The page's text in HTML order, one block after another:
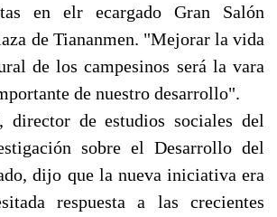
en elr ecargado Gran Salón
de Tiananmen. "Mejorar la vida
de los campesinos será la vara
de nuestro desarrollo".
director de estudios sociales del
sobre el Desarrollo del
dijo que la nueva iniciativa era
respuesta a las crecientes